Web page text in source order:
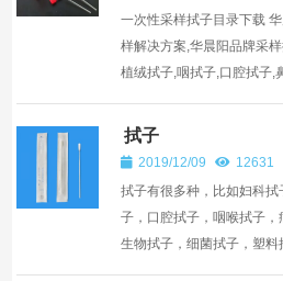
一次性采样拭子目录下载
样解决方案,华晨阳品牌采
植绒拭子,咽拭子,口腔拭子,
拭子 ...
拭子
2019/12/09
12631
拭子有很多种，比如妇科
子，口腔拭子，咽喉拭子
生物拭子，细菌拭子，塑